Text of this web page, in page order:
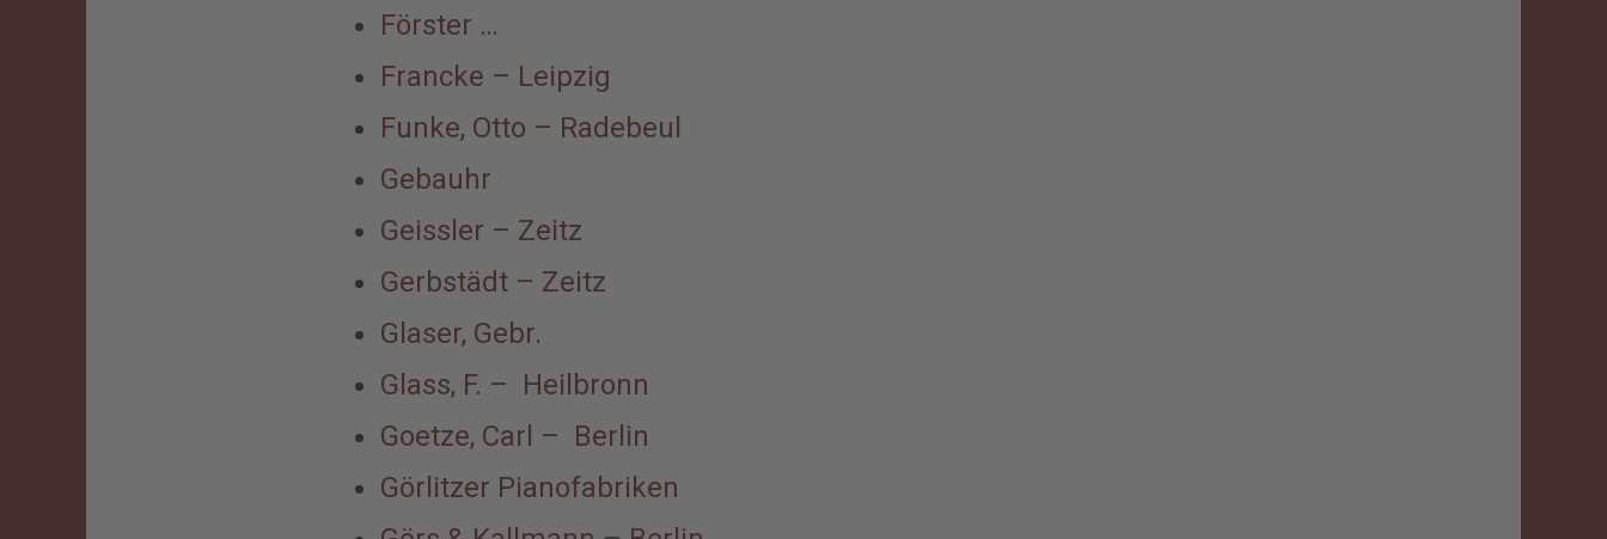
Förster …
Francke – Leipzig
Funke, Otto – Radebeul
Gebauhr
Geissler – Zeitz
Gerbstädt – Zeitz
Glaser, Gebr.
Glass, F. – Heilbronn
Goetze, Carl – Berlin
Görlitzer Pianofabriken